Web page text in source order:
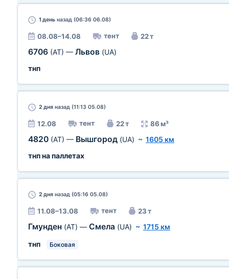
1 день назад (06:36 06.08)
08.08–14.08 тент 22 т
6706 (AT) — Львов (UA)
тнп
2 дня назад (11:13 05.08)
12.08 тент 22 т 86 м³
4820 (AT) — Вышгород (UA) ~ 1605 км
тнп на паллетах
2 дня назад (05:16 05.08)
11.08–13.08 тент 23 т
Гмунден (AT) — Смела (UA) ~ 1715 км
тнп
Боковая